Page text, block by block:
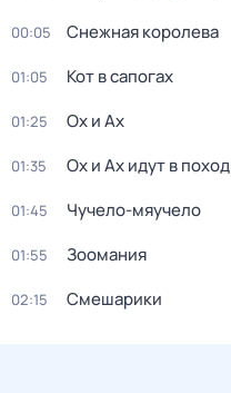
00:05 Снежная королева
01:05 Кот в сапогах
01:25 Ох и Ах
01:35 Ох и Ах идут в поход
01:45 Чучело-мяучело
01:55 Зоомания
02:15 Смешарики